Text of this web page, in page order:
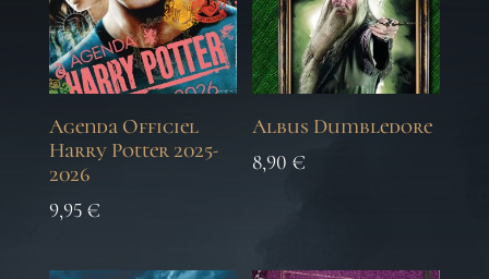
Agenda Officiel
Harry Potter 2025-
2026
9,95 €
Albus Dumbledore
8,90 €